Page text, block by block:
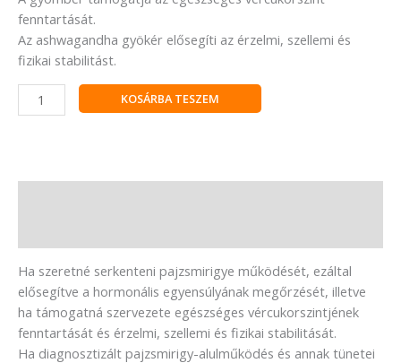
fenntartását.
Az ashwagandha gyökér elősegíti az érzelmi, szellemi és
fizikai stabilitást.
KOSÁRBA TESZEM
Ha szeretné serkenteni pajzsmirigye működését, ezáltal
elősegítve a hormonális egyensúlyának megőrzését, illetve
ha támogatná szervezete egészséges vércukorszintjének
fenntartását és érzelmi, szellemi és fizikai stabilitását.
Ha diagnosztizált pajzsmirigy-alulműködés és annak tünetei